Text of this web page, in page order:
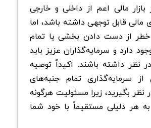
مالی اعم از داخلی و خارجی
مالی قابل توجهی داشته باشد، اما
از دست دادن بخشی یا تمام
دارد و سرمایه‌گذاران عزیز باید
نظر داشته باشند. اکیداً توصیه
سرمایه‌گذاری تمام جنبه‌های
نظر بگیرید، زیرا مسئولیت هرگونه
هر دلیلی مستقیماً با خود شما